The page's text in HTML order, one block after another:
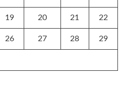
19 20 21 22
26 27 28 29